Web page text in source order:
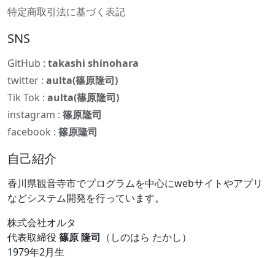
特定商取引法に基づく表記
SNS
GitHub : takashi shinohara
twitter : aulta(篠原隆司)
Tik Tok : aulta(篠原隆司)
instagram : 篠原隆司
facebook : 篠原隆司
自己紹介
香川県観音寺市でプログラムを中心にwebサイトやアプリ
などシステム開発を行っています。
株式会社オルタ
代表取締役 篠原 隆司 （しのはら たかし）
1979年2月生